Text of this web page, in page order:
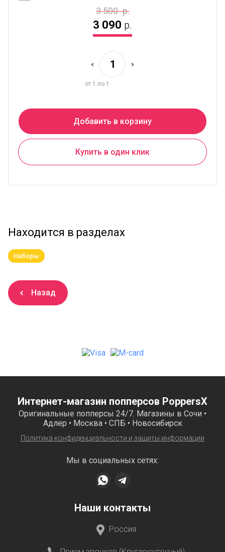
3 500 р.
3 090 р.
от 1 по 1
Добавить в корзину
Купить в один клик
Находится в разделах
Наборы
Назад
Интернет-магазин попперсов PoppersX
Оригинальные попперсы 24/7. Магазины в Сочи •
Адлер • Москва • СПБ • Новосибирск
Политика конфиденциальности и защиты информации
Мы в социальных сетях:
Наши контакты
Россия